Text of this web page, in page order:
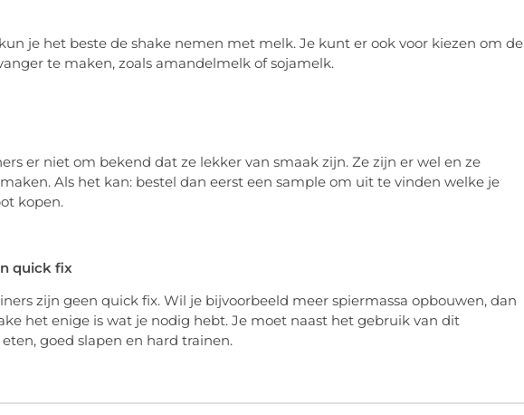
je het beste de shake nemen met melk. Je kunt er ook voor kiezen om de
te maken, zoals amandelmelk of sojamelk.
er niet om bekend dat ze lekker van smaak zijn. Ze zijn er wel en ze
Als het kan: bestel dan eerst een sample om uit te vinden welke je
kopen.
quick fix
zijn geen quick fix. Wil je bijvoorbeeld meer spiermassa opbouwen, dan
het enige is wat je nodig hebt. Je moet naast het gebruik van dit
goed slapen en hard trainen.